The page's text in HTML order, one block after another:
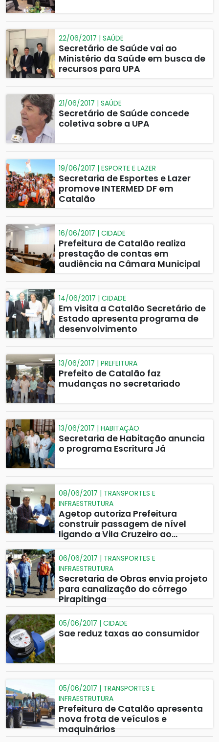
22/06/2017 | SAÚDE
Secretário de Saúde vai ao
Ministério da Saúde em busca de
recursos para UPA
21/06/2017 | SAÚDE
Secretário de Saúde concede
coletiva sobre a UPA
19/06/2017 | ESPORTE E LAZER
Secretaria de Esportes e Lazer
promove INTERMED DF em
Catalão
16/06/2017 | CIDADE
Prefeitura de Catalão realiza
prestação de contas em
audiência na Câmara Municipal
14/06/2017 | CIDADE
Em visita a Catalão Secretário de
Estado apresenta programa de
desenvolvimento
13/06/2017 | PREFEITURA
Prefeito de Catalão faz
mudanças no secretariado
13/06/2017 | HABITAÇÃO
Secretaria de Habitação anuncia
o programa Escritura Já
08/06/2017 | TRANSPORTES E
INFRAESTRUTURA
Agetop autoriza Prefeitura
construir passagem de nível
ligando a Vila Cruzeiro ao
Primavera
06/06/2017 | TRANSPORTES E
INFRAESTRUTURA
Secretaria de Obras envia projeto
para canalização do córrego
Pirapitinga
05/06/2017 | CIDADE
Sae reduz taxas ao consumidor
05/06/2017 | TRANSPORTES E
INFRAESTRUTURA
Prefeitura de Catalão apresenta
nova frota de veículos e
maquinários